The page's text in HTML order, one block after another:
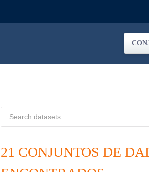
21 CONJUNTOS DE